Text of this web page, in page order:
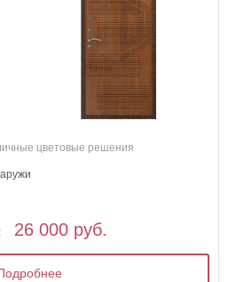
цветовые решения
26 000 руб.